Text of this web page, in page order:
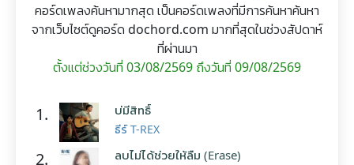
คอร์ดเพลงค้นหามากสุด เป็นคอร์ดเพลงที่มีการค้นหาค้นหา
จากเว็บไซต์ดูคอร์ด dochord.com มากที่สุดในช่วงสัปดาห์
ที่ผ่านมา
ตั้งแต่ช่วงวันที่ 03/08/2569 ถึงวันที่ 09/08/2569
1. บ่มีสิทธิ์
ธีร์ T-REX
2. ลบไม่ได้ช่วยให้ลืม (Erase)